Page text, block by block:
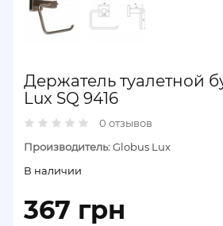
Держатель туалетной
Lux SQ 9416
0 отзывов
Производитель:Globus Lux
В наличии
367 грн